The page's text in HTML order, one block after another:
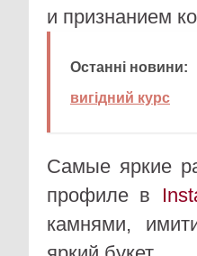
и признанием
Останні новини:
вигідний курс
Самые яркие
профиле в
камнями,